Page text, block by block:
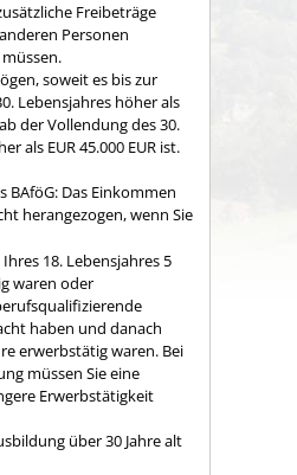
Freibeträge
Personen
soweit es bis zur
Lebensjahres höher als
der Vollendung des 30.
als EUR 45.000 EUR ist.
BAföG: Das Einkommen
herangezogen, wenn Sie
18. Lebensjahres 5
waren oder
haben und danach
erwerbstätig waren. Bei
müssen Sie eine
Erwerbstätigkeit
über 30 Jahre alt